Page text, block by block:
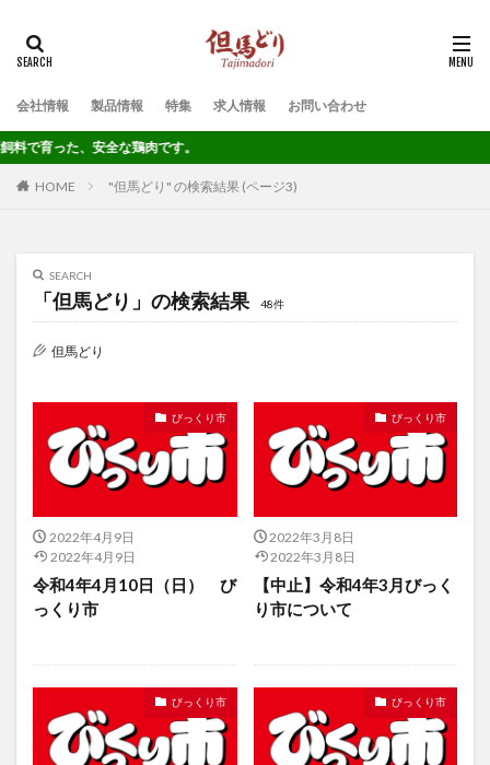
会社情報 製品情報 特集 求人情報 お問い合わせ
た、安全な鶏肉です。
HOME "但馬どり" の検索結果 (ページ3)
SEARCH
「但馬どり」の検索結果 48件
但馬どり
びっくり市
2022年4月9日
2022年4月9日
令和4年4月10日（日） び
っくり市
びっくり市
2022年3月8日
2022年3月8日
【中止】令和4年3月びっく
り市について
びっくり市 びっくり市
タグ
びっくり市 プレスリリース
検索